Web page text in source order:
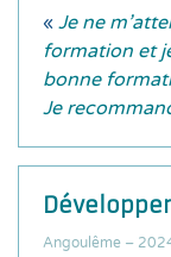
« Je ne
formation et
bonne
Je
Angoulême –